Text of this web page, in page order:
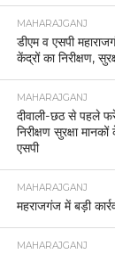
MAHARAJGANJ
डीएम व एसपी
केंद्रों का निरीक्षण,
MAHARAJGANJ
दीवाली-छठ से पहले
निरीक्षण सुरक्षा
एसपी
MAHARAJGANJ
महराजगंज में बड़ी
MAHARAJGANJ